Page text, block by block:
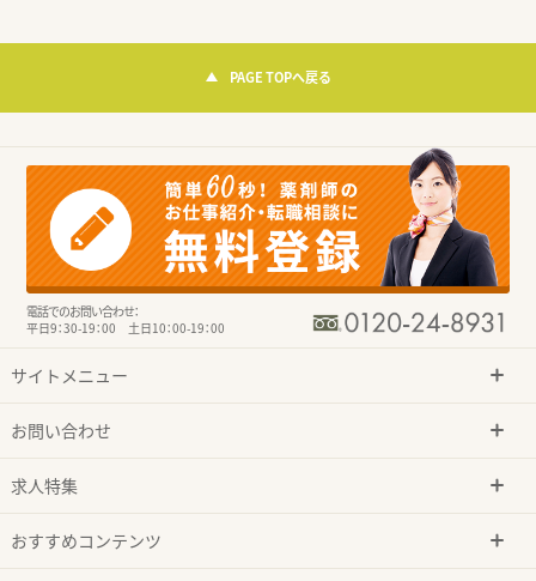
PAGE TOPへ戻る
電話でのお問い合わせ：
平日9：30-19：00 土日10：00-19：00
サイトメニュー
お問い合わせ
求人特集
おすすめコンテンツ